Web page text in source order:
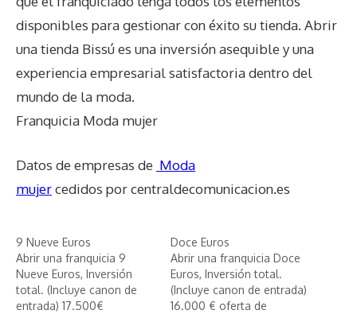
disponibles para gestionar con éxito su tienda. Abrir
una tienda Bissú es una inversión asequible y una
experiencia empresarial satisfactoria dentro del
mundo de la moda.
Franquicia Moda mujer
Datos de empresas de Moda
mujercedidos por centraldecomunicacion.es
9 Nueve Euros
Abrir una franquicia 9
Nueve Euros, Inversión
total. (Incluye canon de
entrada) 17.500€
Doce Euros
Abrir una franquicia Doce
Euros, Inversión total.
(Incluye canon de entrada)
16.000 € oferta de